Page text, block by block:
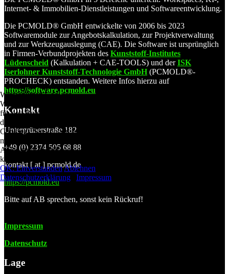
Internet- & Immobilien-Dienstleistungen und Softwareentwicklung.
Die PCMOLD® GmbH entwickelte von 2006 bis 2023
Softwaremodule zur Angebotskalkulation, zur Projektverwaltung
und zur Werkzeugauslegung (CAE). Die Software ist ursprünglich
in Firmen-Verbundprojekten des Kunststoff-Institutes
Lüdenscheid (Kalkulation + CAE-TOOLS) und derISK
Iserlohner Kunststoff-Technologie GmbH(PCMOLD®-
PROCHECK) entstanden. Weitere Infos hierzu auf
https://software.pcmold.eu
Kontakt
Untergrünerstraße 182
+49 (0) 2374 505 68 88
kontakt [ at ] pcmold.de
https://pcmold.eu
Bitte auf AB sprechen, sonst kein Rückruf!
Impressum
Datenschutz
Lage
Wir benutzen Cookies
Wir verwenden Cookies auf unserer Website. Einige von ihnen sind
für den Betrieb der Website unerlässlich, während andere uns helfen,
diese Website und die Benutzererfahrung zu verbessern (Tracking-
Cookies). Sie können selbst entscheiden, ob Sie Cookies zulassen
möchten oder nicht. Bitte beachten Sie, dass Sie im Falle einer
Ablehnung möglicherweise nicht alle Funktionen der Website nutzen
können.
OK: EinverstandenAblehnen
Datenschutzerklärung
Impressum